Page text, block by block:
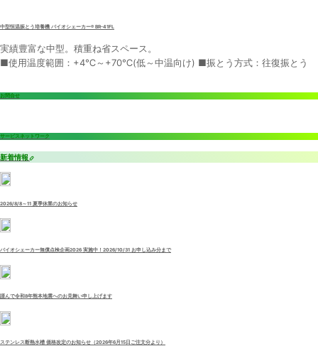
中型恒温振とう培養機 バイオシェーカー® BR-41FL
実績豊富な中型。積重ね省スペース。
■使用温度範囲：+4℃～+70℃(低～中温向け) ■振とう方式：往復振とう
お問合せ
サービスネットワーク
新着情報
2026/8/8～11 夏季休業のお知らせ
バイオシェーカー無償点検企画2026 実施中！2026/10/31 お申し込み分まで
謹んで令和8年熊本地震へのお見舞い申し上げます
ステンレス断熱水槽 価格改定のお知らせ（2026年6月15日ご注文分より）